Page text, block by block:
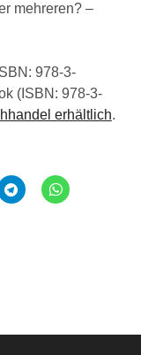
mehreren? –
978-3-
(ISBN: 978-3-
erhältlich.